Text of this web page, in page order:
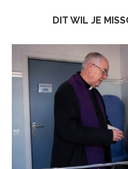
DIT WIL JE